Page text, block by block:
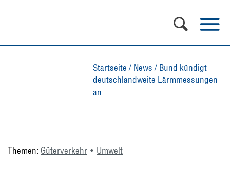
Startseite / News / Bund kündigt
deutschlandweite Lärmmessungen
an
Themen: Güterverkehr Umwelt